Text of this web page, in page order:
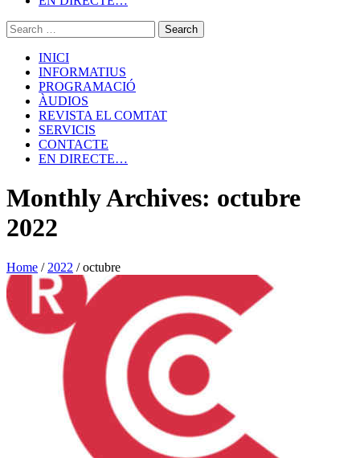
INICI
INFORMATIUS
PROGRAMACIÓ
ÀUDIOS
REVISTA EL COMTAT
SERVICIS
CONTACTE
EN DIRECTE…
Monthly Archives: octubre
2022
Home / 2022 /octubre